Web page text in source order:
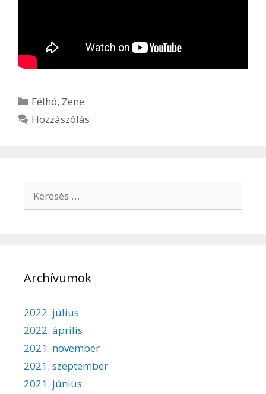
Félhó, Zene
Hozzászólás
Archívumok
2022. július
2022. április
2021. november
2021. szeptember
2021. június